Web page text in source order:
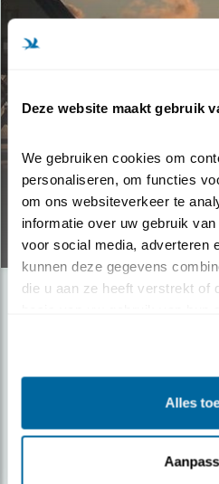
Deze website maakt gebruik
We gebruiken cookies om
personaliseren, om functies
om ons websiteverkeer te
informatie over uw gebruik
voor social media, adverteren
kunnen deze gegevens
die u aan ze heeft verstrekt of
Alles
Video
NIEUW ONDERKOMEN
ENGELSMANSPLAAT
13.09.16
Op de hoogte
Meld je aan en ontvang